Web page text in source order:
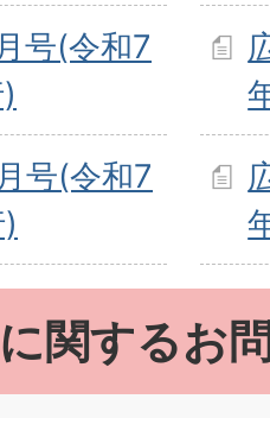
号(令和7
号(令和7
関するお